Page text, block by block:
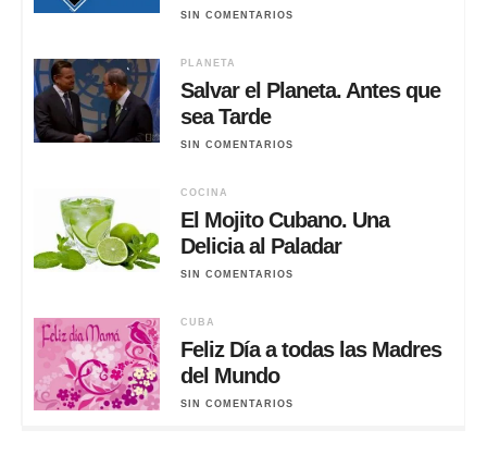
SIN COMENTARIOS
PLANETA
Salvar el Planeta. Antes que
sea Tarde
SIN COMENTARIOS
COCINA
El Mojito Cubano. Una
Delicia al Paladar
SIN COMENTARIOS
CUBA
Feliz Día a todas las Madres
del Mundo
SIN COMENTARIOS